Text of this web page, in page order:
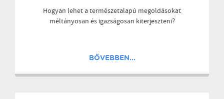
Hogyan lehet a természetalapú megoldásokat
méltányosan és igazságosan kiterjeszteni?
BŐVEBBEN...